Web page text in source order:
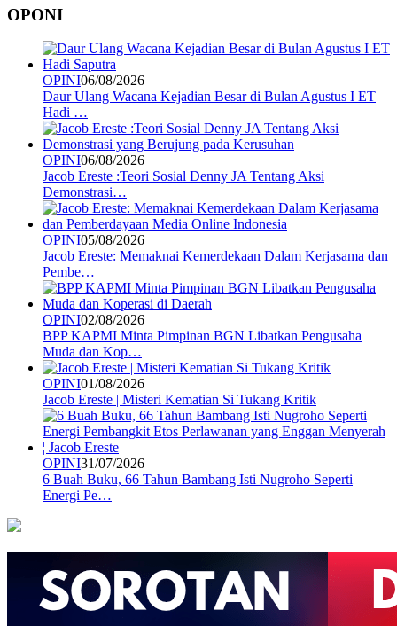
OPONI
OPINI06/08/2026
Daur Ulang Wacana Kejadian Besar di Bulan Agustus I ET
Hadi …
OPINI06/08/2026
Jacob Ereste :Teori Sosial Denny JA Tentang Aksi
Demonstrasi…
OPINI05/08/2026
Jacob Ereste: Memaknai Kemerdekaan Dalam Kerjasama dan
Pembe…
OPINI02/08/2026
BPP KAPMI Minta Pimpinan BGN Libatkan Pengusaha
Muda dan Kop…
OPINI01/08/2026
Jacob Ereste | Misteri Kematian Si Tukang Kritik
OPINI31/07/2026
6 Buah Buku, 66 Tahun Bambang Isti Nugroho Seperti
Energi Pe…